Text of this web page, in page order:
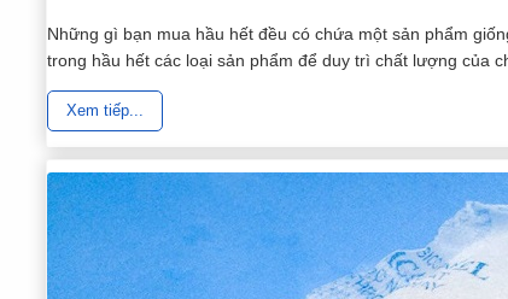
Những gì bạn mua hầu hết đều có chứa một sản phẩm
trong hầu hết các loại sản phẩm để duy trì chất lượng của
Xem tiếp...